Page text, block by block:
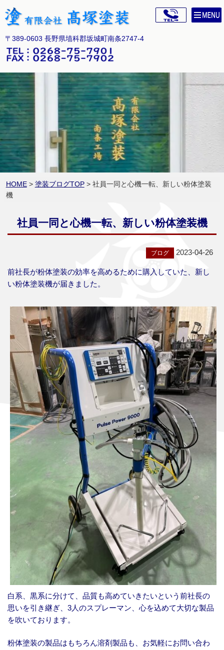
〒389-0603 長野県埴科郡坂城町南条2747-4
HOME> 塗装ブログTOP> 社員一同と心機一転、新しい粉体塗装
機
社員一同と心機一転、新しい粉体塗装機
2023-04-26
前社長が粉体塗装の効率を高めるために購入していた、新し
い粉体塗装機が届きました。
白系、黒系に分けて、品質も高めていきたいという前社長の
思いを引き継ぎ、3人のスプレーマン、心を込めて大切な製品
を吹いております。
粉体塗装の製品はもちろん溶剤製品も、お気軽にお問い合わ